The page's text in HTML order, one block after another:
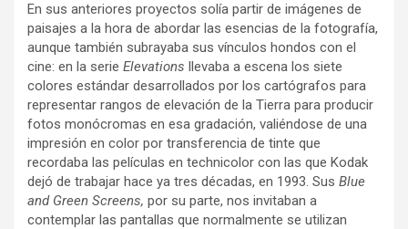
En sus anteriores proyectos solía partir de imágenes de
paisajes a la hora de abordar las esencias de la fotografía,
aunque también subrayaba sus vínculos hondos con el
cine: en la serie Elevations llevaba a escena los siete
colores estándar desarrollados por los cartógrafos para
representar rangos de elevación de la Tierra para producir
fotos monócromas en esa gradación, valiéndose de una
impresión en color por transferencia de tinte que
recordaba las películas en technicolor con las que Kodak
dejó de trabajar hace ya tres décadas, en 1993. Sus Blue
and Green Screens, por su parte, nos invitaban a
contemplar las pantallas que normalmente se utilizan